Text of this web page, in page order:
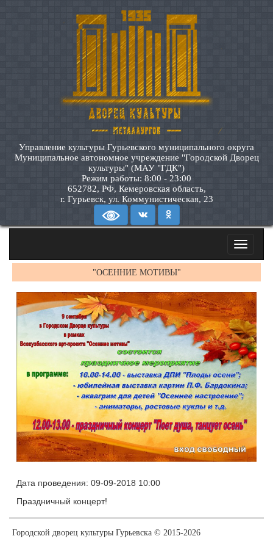
Управление культуры Гурьевского муниципального округа
Муниципальное автономное учреждение "Городской Дворец
культуры" (МАУ "ГДК")
Режим работы: 8:00 - 23:00
652782, РФ, Кемеровская область,
г. Гурьевск, ул. Коммунистическая, 23
Toggle
"ОСЕННИЕ МОТИВЫ"
Дата проведения: 09-09-2018 10:00
Праздничный концерт!
Городской дворец культуры Гурьевска © 2015-2026